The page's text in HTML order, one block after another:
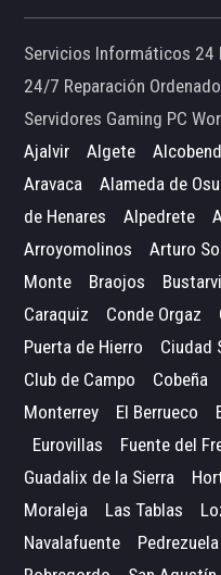
Servicios Informáticos 24
24/7 Reparación
Servidores Gaming PC
Ajalvir
Algete
Aravaca
Alameda de
de Henares
Alpedrete
Arroyomolinos
Arturo
Monte
Braojos
Caraquiz
Conde Orgaz
Puerta de Hierro
Ciudad
Club de Campo
Cobeña
Monterrey
El Berrueco
Eurovillas
Fuente del
Guadalix de la Sierra
Moraleja
Las Tablas
Navalafuente
Pedrezuela